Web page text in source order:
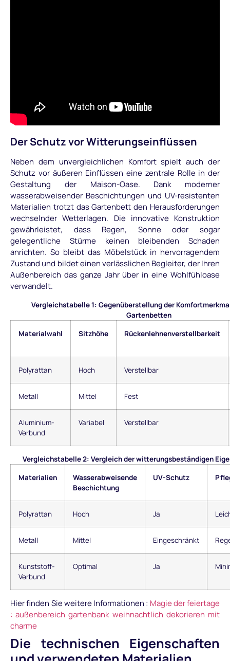
Der Schutz vor Witterungseinflüssen
Neben dem unvergleichlichen Komfort spielt auch der
Schutz vor äußeren Einflüssen eine zentrale Rolle in der
Gestaltung der Maison-Oase. Dank moderner
wasserabweisender Beschichtungen und UV-resistenten
Materialien trotzt das Gartenbett den Herausforderungen
wechselnder Wetterlagen. Die innovative Konstruktion
gewährleistet, dass Regen, Sonne oder sogar
gelegentliche Stürme keinen bleibenden Schaden
anrichten. So bleibt das Möbelstück in hervorragendem
Zustand und bildet einen verlässlichen Begleiter, der Ihren
Außenbereich das ganze Jahr über in eine Wohlfühloase
verwandelt.
Vergleichstabelle 1: Gegenüberstellung der
Gartenbetten
Materialwahl
Sitzhöhe Rückenlehnenverstellbarkeit
Polyrattan Hoch Verstellbar
Metall Mittel Fest
Aluminium-
Verbund
Variabel Verstellbar
Vergleichstabelle 2: Vergleich der witterungsbeständigen
Materialien
Wasserabweisende
Beschichtung
UV-Schutz
Polyrattan Hoch Ja
Metall Mittel Eingeschränkt
Kunststoff-
Verbund
Optimal Ja
Hier finden Sie weitere Informationen : Magie der feiertage
: außenbereich gartenbank weihnachtlich dekorieren mit
charme
Die technischen Eigenschaften